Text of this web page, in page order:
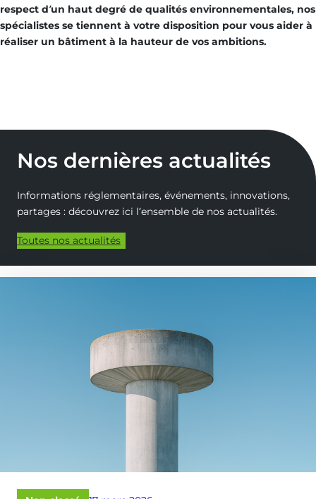
respect d’un haut degré de qualités environnementales, nos
spécialistes se tiennent à votre disposition pour vous aider à
réaliser un bâtiment à la hauteur de vos ambitions.
Nos dernières actualités
Informations réglementaires, événements, innovations,
partages : découvrez ici l‘ensemble de nos actualités.
Toutes nos actualités